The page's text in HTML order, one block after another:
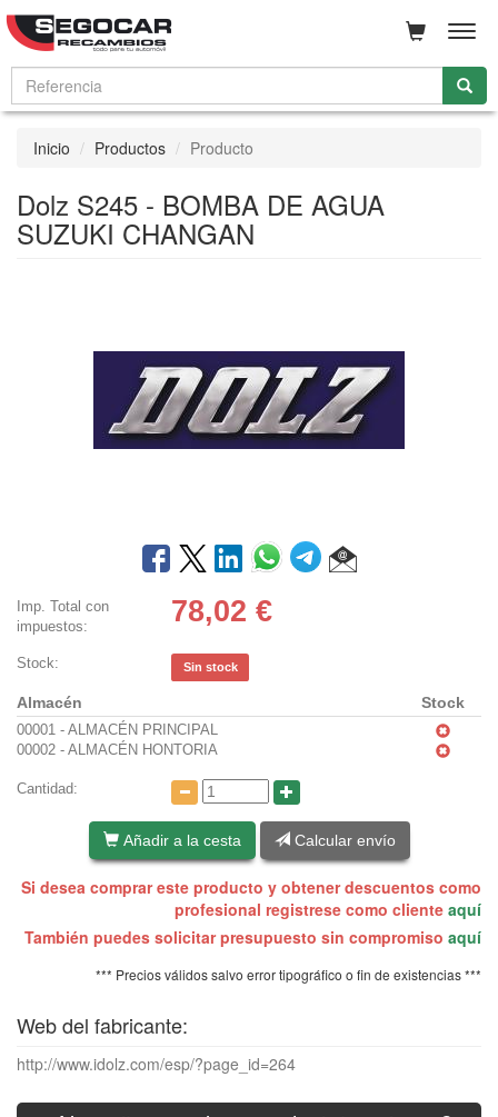
Inicio Productos Producto
Dolz S245 - BOMBA DE AGUA
SUZUKI CHANGAN
Imp. Total con
impuestos:
78,02 €
Stock: Sin stock
Almacén Stock
00001 - ALMACÉN PRINCIPAL
00002 - ALMACÉN HONTORIA
Cantidad:
Añadir a la cesta Calcular envío
Si desea comprar este producto y obtener descuentos como
profesional registrese como cliente aquí
También puedes solicitar presupuesto sin compromiso aquí
*** Precios válidos salvo error tipográfico o fin de existencias ***
Web del fabricante:
http://www.idolz.com/esp/?page_id=264